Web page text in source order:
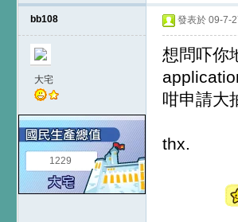
王國
bb108
大宅
1229
發表於 09-7-
想問吓你
咁申請大
thx.